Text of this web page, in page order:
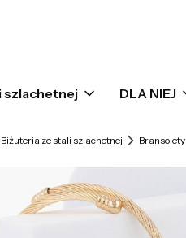
szlachetnej DLA NIEJ
Biżuteria ze stali szlachetnej Bransolety